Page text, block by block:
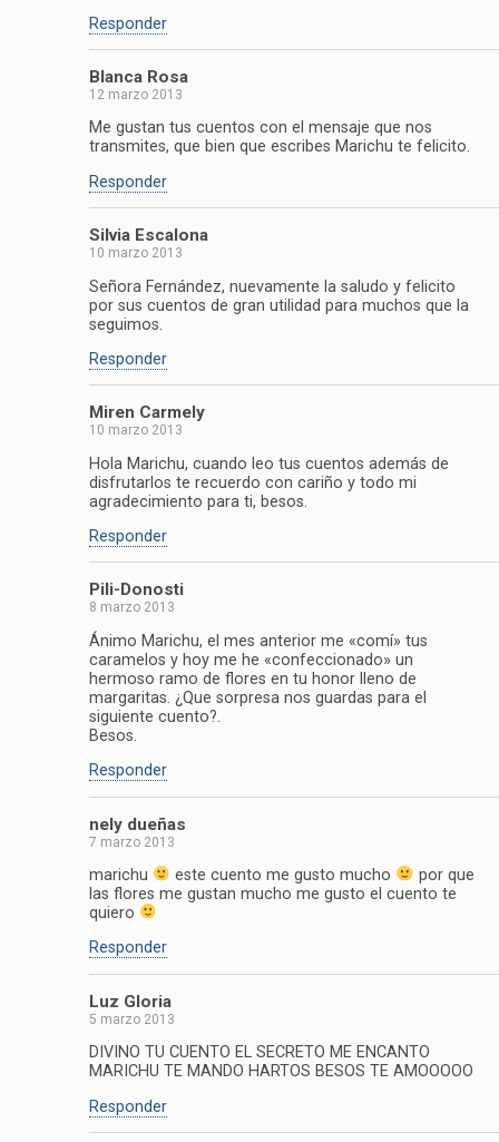
Responder
Blanca Rosa
12 marzo 2013
Me gustan tus cuentos con el mensaje que nos
transmites, que bien que escribes Marichu te felicito.
Responder
Silvia Escalona
10 marzo 2013
Señora Fernández, nuevamente la saludo y felicito
por sus cuentos de gran utilidad para muchos que la
seguimos.
Responder
Miren Carmely
10 marzo 2013
Hola Marichu, cuando leo tus cuentos además de
disfrutarlos te recuerdo con cariño y todo mi
agradecimiento para ti, besos.
Responder
Pili-Donosti
8 marzo 2013
Ánimo Marichu, el mes anterior me «comí» tus
caramelos y hoy me he «confeccionado» un
hermoso ramo de flores en tu honor lleno de
margaritas. ¿Que sorpresa nos guardas para el
siguiente cuento?.
Besos.
Responder
nely dueñas
7 marzo 2013
marichu este cuento me gusto mucho
por que
las flores me gustan mucho me gusto el cuento te
quiero
Responder
Luz Gloria
5 marzo 2013
DIVINO TU CUENTO EL SECRETO ME ENCANTO
MARICHU TE MANDO HARTOS BESOS TE AMOOOOO
Responder